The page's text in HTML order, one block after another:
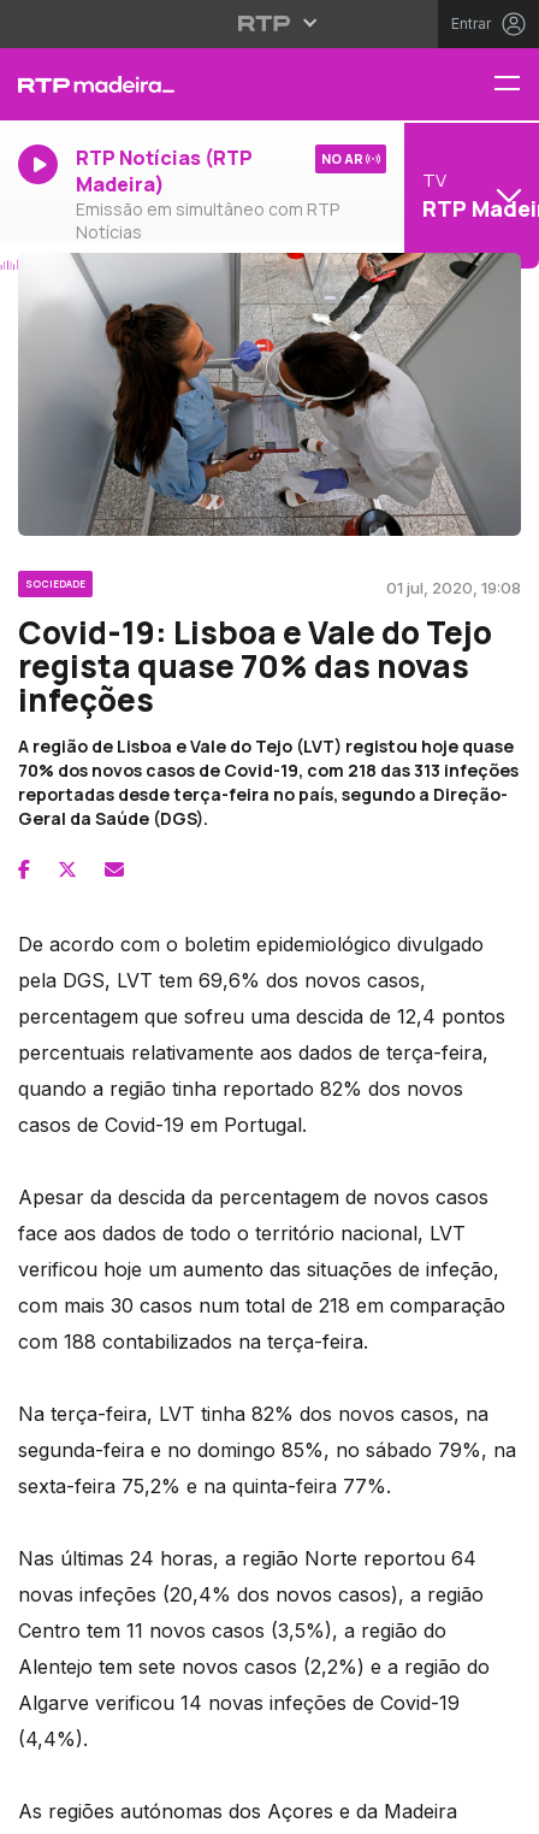
Entrar
RTP Notícias (RTP
Madeira)
Emissão em simultâneo com RTP
Notícias
NO AR
TV
RTP
SOCIEDADE 01 jul, 2020, 19:08
Covid-19: Lisboa e Vale do Tejo
regista quase 70% das novas
infeções
A região de Lisboa e Vale do Tejo (LVT) registou hoje quase
70% dos novos casos de Covid-19, com 218 das 313 infeções
reportadas desde terça-feira no país, segundo a Direção-
Geral da Saúde (DGS).
De acordo com o boletim epidemiológico divulgado
pela DGS, LVT tem 69,6% dos novos casos,
percentagem que sofreu uma descida de 12,4 pontos
percentuais relativamente aos dados de terça-feira,
quando a região tinha reportado 82% dos novos
casos de Covid-19 em Portugal.
Apesar da descida da percentagem de novos casos
face aos dados de todo o território nacional, LVT
verificou hoje um aumento das situações de infeção,
com mais 30 casos num total de 218 em comparação
com 188 contabilizados na terça-feira.
Na terça-feira, LVT tinha 82% dos novos casos, na
segunda-feira e no domingo 85%, no sábado 79%, na
sexta-feira 75,2% e na quinta-feira 77%.
Nas últimas 24 horas, a região Norte reportou 64
novas infeções (20,4% dos novos casos), a região
Centro tem 11 novos casos (3,5%), a região do
Alentejo tem sete novos casos (2,2%) e a região do
Algarve verificou 14 novas infeções de Covid-19
(4,4%).
As regiões autónomas dos Açores e da Madeira